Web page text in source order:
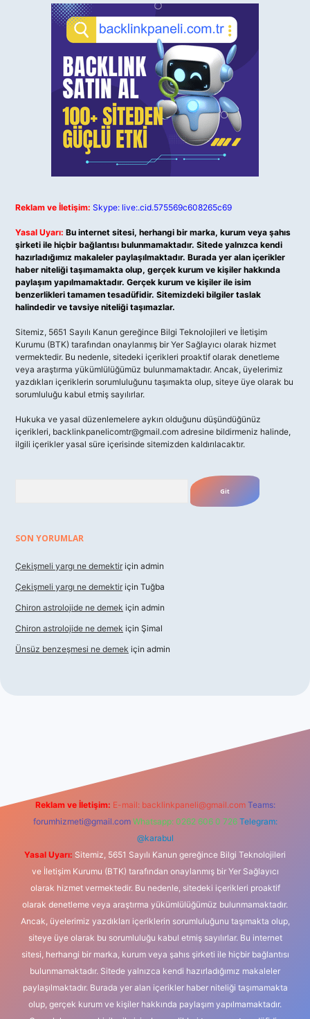
Reklam ve İletişim: Skype: live:.cid.575569c608265c69
Yasal Uyarı: Bu internet sitesi, herhangi bir marka, kurum veya şahıs
şirketi ile hiçbir bağlantısı bulunmamaktadır. Sitede yalnızca kendi
hazırladığımız makaleler paylaşılmaktadır. Burada yer alan içerikler
haber niteliği taşımamakta olup, gerçek kurum ve kişiler hakkında
paylaşım yapılmamaktadır. Gerçek kurum ve kişiler ile isim
benzerlikleri tamamen tesadüfidir. Sitemizdeki bilgiler taslak
halindedir ve tavsiye niteliği taşımazlar.
Sitemiz, 5651 Sayılı Kanun gereğince Bilgi Teknolojileri ve İletişim
Kurumu (BTK) tarafından onaylanmış bir Yer Sağlayıcı olarak hizmet
vermektedir. Bu nedenle, sitedeki içerikleri proaktif olarak denetleme
veya araştırma yükümlülüğümüz bulunmamaktadır. Ancak, üyelerimiz
yazdıkları içeriklerin sorumluluğunu taşımakta olup, siteye üye olarak bu
sorumluluğu kabul etmiş sayılırlar.
Hukuka ve yasal düzenlemelere aykırı olduğunu düşündüğünüz
içerikleri, backlinkpanelicomtr@gmail.com adresine bildirmeniz halinde,
ilgili içerikler yasal süre içerisinde sitemizden kaldırılacaktır.
SON YORUMLAR
Çekişmeli yargı ne demektir için admin
Çekişmeli yargı ne demektir için Tuğba
Chiron astrolojide ne demek için admin
Chiron astrolojide ne demek için Şimal
Ünsüz benzeşmesi ne demek için admin
Reklam ve İletişim: E-mail: backlinkpaneli@gmail.com Teams:
forumhizmeti@gmail.com Whatsapp: 0262 606 0 726 Telegram:
@karabul
Yasal Uyarı: Sitemiz, 5651 Sayılı Kanun gereğince Bilgi Teknolojileri
ve İletişim Kurumu (BTK) tarafından onaylanmış bir Yer Sağlayıcı
olarak hizmet vermektedir. Bu nedenle, sitedeki içerikleri proaktif
olarak denetleme veya araştırma yükümlülüğümüz bulunmamaktadır.
Ancak, üyelerimiz yazdıkları içeriklerin sorumluluğunu taşımakta olup,
siteye üye olarak bu sorumluluğu kabul etmiş sayılırlar. Bu internet
sitesi, herhangi bir marka, kurum veya şahıs şirketi ile hiçbir bağlantısı
bulunmamaktadır. Sitede yalnızca kendi hazırladığımız makaleler
paylaşılmaktadır. Burada yer alan içerikler haber niteliği taşımamakta
olup, gerçek kurum ve kişiler hakkında paylaşım yapılmamaktadır.